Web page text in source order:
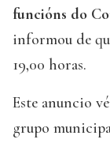
funcións do
informou de
19,00 horas.
Este anuncio
grupo